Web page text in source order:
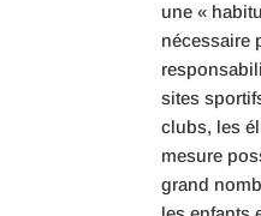
une «
nécessaire
sites
clubs, les
mesure
grand